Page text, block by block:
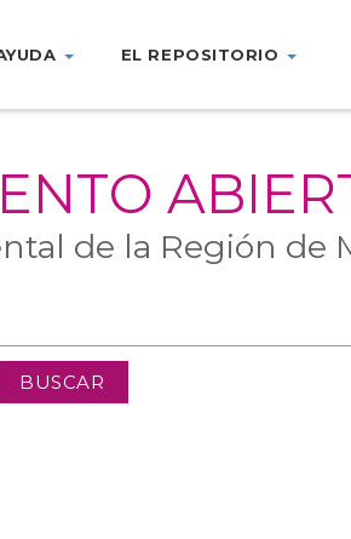
EL REPOSITORIO
de la Región de